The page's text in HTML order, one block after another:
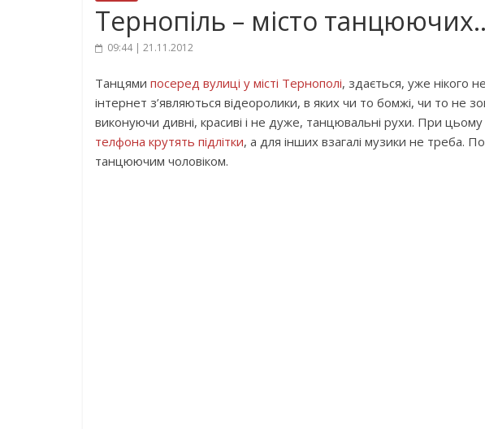
Тернопіль – місто
09:44 | 21.11.2012
Танцями посеред вулиці у місті Тернополі, здається, уже нікого
інтернет з’являються відеоролики, в яких чи то бомжі, чи то не
виконуючи дивні, красиві і не дуже, танцювальні рухи. При
телфона крутять підлітки, а для інших взагалі музики не треба.
танцюючим чоловіком.